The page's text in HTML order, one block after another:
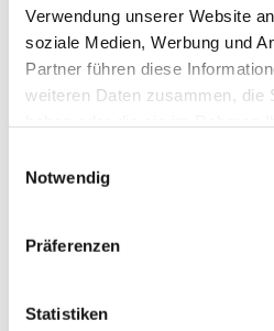
Verwendung unserer Website
soziale Medien, Werbung und
Partner führen diese
weiteren Daten zusammen, die
Notwendig
Präferenzen
Statistiken